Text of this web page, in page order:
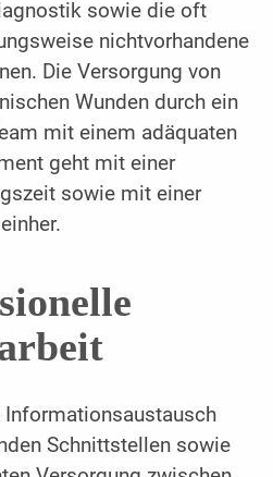
sowie die oft
nichtvorhandene
Die Versorgung von
Wunden durch ein
mit einem adäquaten
geht mit einer
sowie mit einer
Schnittstellen sowie